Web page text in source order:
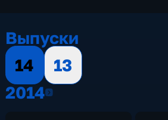
Выпуски
14
13
20142014